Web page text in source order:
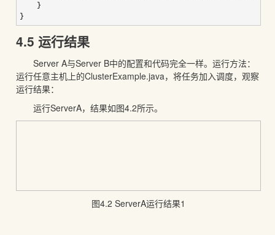
    }
}
4.5 运行结果
Server A与Server B中的配置和代码完全一样。运行方法：
运行任意主机上的ClusterExample.java，将任务加入调度，观察
运行结果：
运行ServerA，结果如图4.2所示。
图4.2 ServerA运行结果1